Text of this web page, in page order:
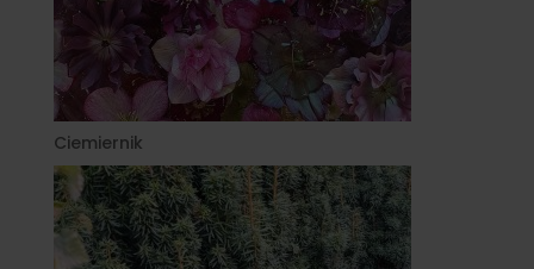
Ciemiernik